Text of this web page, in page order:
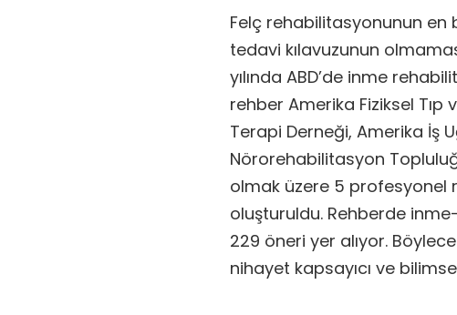
Felç rehabilitasyonunun en
tedavi kılavuzunun
yılında ABD’de inme
rehber Amerika Fiziksel Tıp
Terapi Derneği, Amerika İş
Nörorehabilitasyon
olmak üzere 5 profesyonel
oluşturuldu. Rehberde
229 öneri yer alıyor.
nihayet kapsayıcı ve